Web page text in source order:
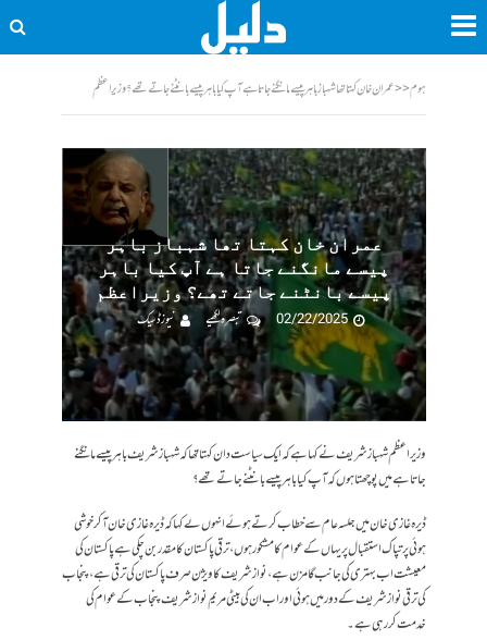
ہوم<<عمران خان کہتا تھا شہباز باہر پیسے مانگنے جاتا ہے آپ کیا باہر پیسے بانٹنے جاتے تھے؟ وزیراعظم
عمران خان کہتا تھا شہباز باہر
پیسے مانگنے جاتا ہے آپ کیا باہر
پیسے بانٹنے جاتے تھے؟ وزیراعظم
02/22/2025
تبصرہ لکھیے نیوز ڈسیک
وزیراعظم شہباز شریف نے کہا ہے کہ ایک سیاست دان کہتا تھا کہ شہباز شریف باہر پیسے مانگنے
جاتا ہے میں پوچھتا ہوں کہ آپ کیا باہر پیسے بانٹنے جاتے تھے؟
ڈیرہ غازی خان میں جلسہ عام سے خطاب کرتے ہوئے انہوں ںے کہا کہ ڈیرہ غازی خان آکر خوشی
ہوئی پرتپاک استقبال پر یہاں کے عوام کا مشکور ہوں، ترقی پاکستان کا مقدر بن چکی ہے پاکستان کی
معیشت اب بہتری کی جانب گامزن ہے، نواز شریف کا ویژن صرف پاکستان کی ترقی ہے، پنجاب
کی ترقی نواز شریف کے دور میں ہوئی اور اب ان کی بیٹی مریم نواز شریف پنجاب کے عوام کی
خدمت کررہی ہے۔